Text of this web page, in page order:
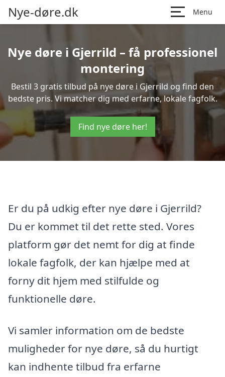
Nye-døre.dk Menu
Nye døre i Gjerrild – få professionel
montering
Bestil 3 gratis tilbud på nye døre i Gjerrild og find den
bedste pris. Vi matcher dig med erfarne, lokale fagfolk.
Find nye døre her!
Er du på udkig efter nye døre i Gjerrild?
Du er kommet til det rette sted. Vores
platform gør det nemt for dig at finde
lokale fagfolk, der kan hjælpe med at
forny dit hjem med stilfulde og
funktionelle døre.
Vi samler information om de bedste
muligheder for nye døre, så du hurtigt
kan indhente tilbud fra erfarne